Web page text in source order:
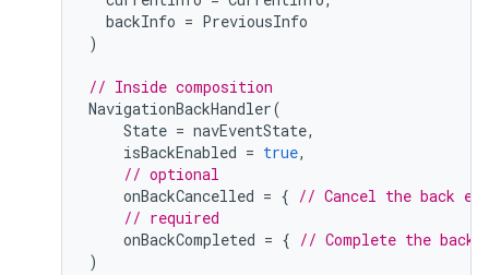
backInfo = PreviousInfo
)
// Inside composition
NavigationBackHandler(
State = navEventState,
isBackEnabled = true,
// optional
onBackCancelled = { // Cancel the back
// required
onBackCompleted = { // Complete the
)